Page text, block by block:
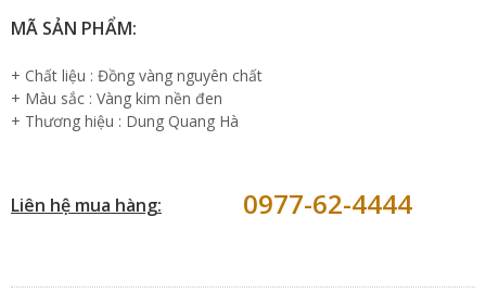
MÃ SẢN PHẨM:
+ Chất liệu : Đồng vàng nguyên chất
+ Màu sắc : Vàng kim nền đen
+ Thương hiệu : Dung Quang Hà
Liên hệ mua hàng: 0977-62-4444